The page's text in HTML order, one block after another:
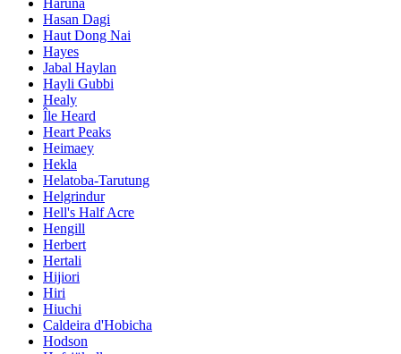
Hasan Dagi
Haut Dong Nai
Hayes
Jabal Haylan
Hayli Gubbi
Healy
Île Heard
Heart Peaks
Heimaey
Hekla
Helatoba-Tarutung
Helgrindur
Hell's Half Acre
Hengill
Herbert
Hertali
Hijiori
Hiri
Hiuchi
Caldeira d'Hobicha
Hodson